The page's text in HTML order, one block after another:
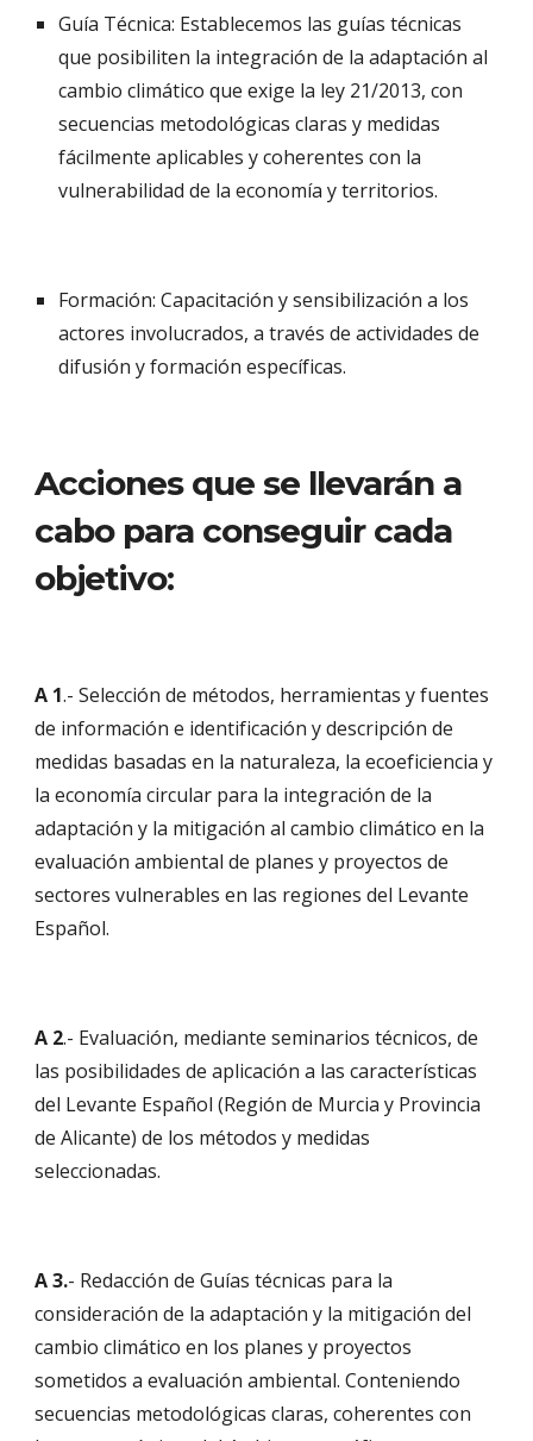
Guía Técnica: Establecemos las guías técnicas
que posibiliten la integración de la adaptación al
cambio climático que exige la ley 21/2013, con
secuencias metodológicas claras y medidas
fácilmente aplicables y coherentes con la
vulnerabilidad de la economía y territorios.
Formación: Capacitación y sensibilización a los
actores involucrados, a través de actividades de
difusión y formación específicas.
Acciones que se llevarán a
cabo para conseguir cada
objetivo:
A 1.- Selección de métodos, herramientas y fuentes
de información e identificación y descripción de
medidas basadas en la naturaleza, la ecoeficiencia y
la economía circular para la integración de la
adaptación y la mitigación al cambio climático en la
evaluación ambiental de planes y proyectos de
sectores vulnerables en las regiones del Levante
Español.
A 2.- Evaluación, mediante seminarios técnicos, de
las posibilidades de aplicación a las características
del Levante Español (Región de Murcia y Provincia
de Alicante) de los métodos y medidas
seleccionadas.
A 3.- Redacción de Guías técnicas para la
consideración de la adaptación y la mitigación del
cambio climático en los planes y proyectos
sometidos a evaluación ambiental. Conteniendo
secuencias metodológicas claras, coherentes con